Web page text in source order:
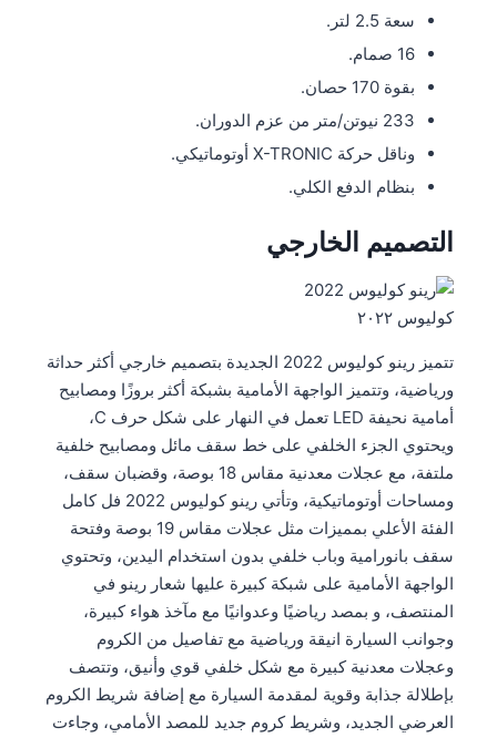
سعة 2.5 لتر.
16 صمام.
بقوة 170 حصان.
233 نيوتن/متر من عزم الدوران.
وناقل حركة X-TRONIC أوتوماتيكي.
بنظام الدفع الكلي.
التصميم الخارجي
كوليوس ٢٠٢٢
تتميز رينو كوليوس 2022 الجديدة بتصميم خارجي أكثر حداثة
ورياضية، وتتميز الواجهة الأمامية بشبكة أكثر بروزًا ومصابيح
أمامية نحيفة LED تعمل في النهار على شكل حرف C،
ويحتوي الجزء الخلفي على خط سقف مائل ومصابيح خلفية
ملتفة، مع عجلات معدنية مقاس 18 بوصة، وقضبان سقف،
ومساحات أوتوماتيكية، وتأتي رينو كوليوس 2022 فل كامل
الفئة الأعلي بمميزات مثل عجلات مقاس 19 بوصة وفتحة
سقف بانورامية وباب خلفي بدون استخدام اليدين، وتحتوي
الواجهة الأمامية على شبكة كبيرة عليها شعار رينو في
المنتصف، و بمصد رياضيًا وعدوانيًا مع مآخذ هواء كبيرة،
وجوانب السيارة انيقة ورياضية مع تفاصيل من الكروم
وعجلات معدنية كبيرة مع شكل خلفي قوي وأنيق، وتتصف
بإطلالة جذابة وقوية لمقدمة السيارة مع إضافة شريط الكروم
العرضي الجديد، وشريط كروم جديد للمصد الأمامي، وجاءت